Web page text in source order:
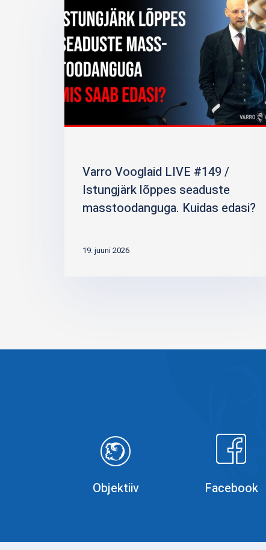
Varro Vooglaid LIVE #149 /
Istungjärk lõppes seaduste
masstoodanguga. Kuidas edasi?
19. juuni 2026
Objektiiv Facebook